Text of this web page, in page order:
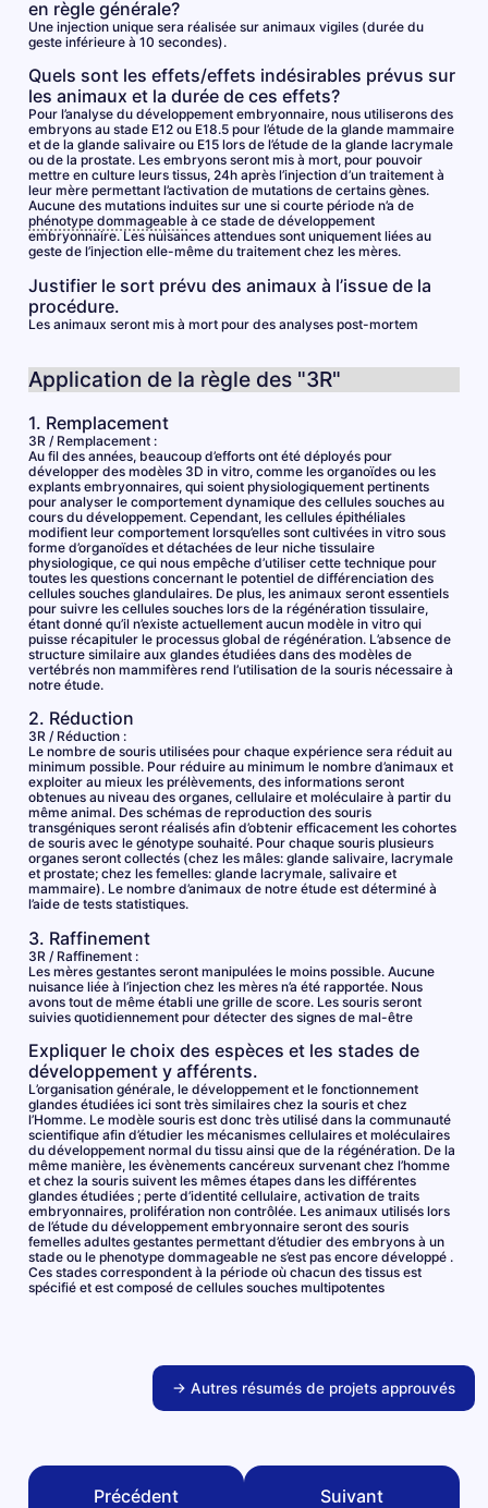
en règle générale?
Une injection unique sera réalisée sur animaux vigiles (durée du
geste inférieure à 10 secondes).
Quels sont les effets/effets indésirables prévus sur
les animaux et la durée de ces effets?
Pour l’analyse du développement embryonnaire, nous utiliserons des
embryons au stade E12 ou E18.5 pour l’étude de la glande mammaire
et de la glande salivaire ou E15 lors de l’étude de la glande lacrymale
ou de la prostate. Les embryons seront mis à mort, pour pouvoir
mettre en culture leurs tissus, 24h après l’injection d’un traitement à
leur mère permettant l’activation de mutations de certains gènes.
Aucune des mutations induites sur une si courte période n’a de
phénotype dommageable à ce stade de développement
embryonnaire. Les nuisances attendues sont uniquement liées au
geste de l’injection elle-même du traitement chez les mères.
Justifier le sort prévu des animaux à l’issue de la
procédure.
Les animaux seront mis à mort pour des analyses post-mortem
Application de la règle des "3R"
1. Remplacement
3R / Remplacement :
Au fil des années, beaucoup d’efforts ont été déployés pour
développer des modèles 3D in vitro, comme les organoïdes ou les
explants embryonnaires, qui soient physiologiquement pertinents
pour analyser le comportement dynamique des cellules souches au
cours du développement. Cependant, les cellules épithéliales
modifient leur comportement lorsqu’elles sont cultivées in vitro sous
forme d’organoïdes et détachées de leur niche tissulaire
physiologique, ce qui nous empêche d’utiliser cette technique pour
toutes les questions concernant le potentiel de différenciation des
cellules souches glandulaires. De plus, les animaux seront essentiels
pour suivre les cellules souches lors de la régénération tissulaire,
étant donné qu’il n’existe actuellement aucun modèle in vitro qui
puisse récapituler le processus global de régénération. L’absence de
structure similaire aux glandes étudiées dans des modèles de
vertébrés non mammifères rend l’utilisation de la souris nécessaire à
notre étude.
2. Réduction
3R / Réduction :
Le nombre de souris utilisées pour chaque expérience sera réduit au
minimum possible. Pour réduire au minimum le nombre d’animaux et
exploiter au mieux les prélèvements, des informations seront
obtenues au niveau des organes, cellulaire et moléculaire à partir du
même animal. Des schémas de reproduction des souris
transgéniques seront réalisés afin d’obtenir efficacement les cohortes
de souris avec le génotype souhaité. Pour chaque souris plusieurs
organes seront collectés (chez les mâles: glande salivaire, lacrymale
et prostate; chez les femelles: glande lacrymale, salivaire et
mammaire). Le nombre d’animaux de notre étude est déterminé à
l’aide de tests statistiques.
3. Raffinement
3R / Raffinement :
Les mères gestantes seront manipulées le moins possible. Aucune
nuisance liée à l’injection chez les mères n’a été rapportée. Nous
avons tout de même établi une grille de score. Les souris seront
suivies quotidiennement pour détecter des signes de mal-être
Expliquer le choix des espèces et les stades de
développement y afférents.
L’organisation générale, le développement et le fonctionnement
glandes étudiées ici sont très similaires chez la souris et chez
l’Homme. Le modèle souris est donc très utilisé dans la communauté
scientifique afin d’étudier les mécanismes cellulaires et moléculaires
du développement normal du tissu ainsi que de la régénération. De la
même manière, les évènements cancéreux survenant chez l’homme
et chez la souris suivent les mêmes étapes dans les différentes
glandes étudiées ; perte d’identité cellulaire, activation de traits
embryonnaires, prolifération non contrôlée. Les animaux utilisés lors
de l’étude du développement embryonnaire seront des souris
femelles adultes gestantes permettant d’étudier des embryons à un
stade ou le phenotype dommageable ne s’est pas encore développé .
Ces stades correspondent à la période où chacun des tissus est
spécifié et est composé de cellules souches multipotentes
→ Autres résumés de projets approuvés
Précédent
Suivant